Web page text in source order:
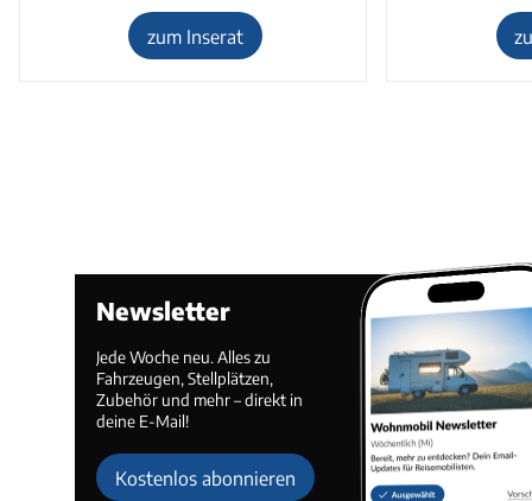
zum Inserat
Newsletter
Jede Woche neu. Alles zu
Fahrzeugen, Stellplätzen,
Zubehör und mehr – direkt in
deine E-Mail!
Kostenlos abonnieren